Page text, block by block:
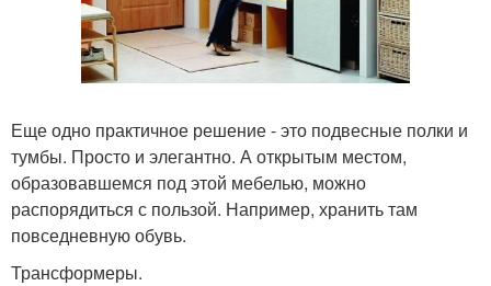
Еще одно практичное решение - это подвесные полки и
тумбы. Просто и элегантно. А открытым местом,
образовавшемся под этой мебелью, можно
распорядиться с пользой. Например, хранить там
повседневную обувь.
Трансформеры.